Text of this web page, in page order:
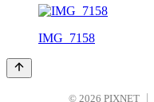
IMG_7158
© 2026 PIXNET